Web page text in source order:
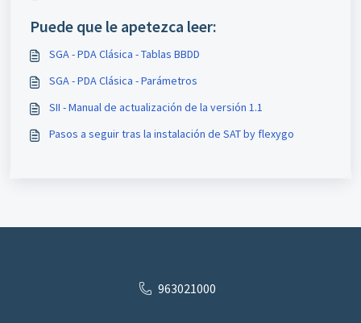
Puede que le apetezca leer:
SGA - PDA Clásica - Tablas BBDD
SGA - PDA Clásica - Parámetros
SII - Manual de actualización de la versión 1.1
Pasos a seguir tras la instalación de SAT by flexygo
963021000